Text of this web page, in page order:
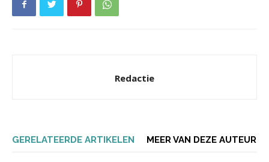
Redactie
GERELATEERDE ARTIKELEN MEER VAN DEZE AUTEUR